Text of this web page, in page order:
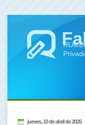
jueves, 10 de abril de 2025